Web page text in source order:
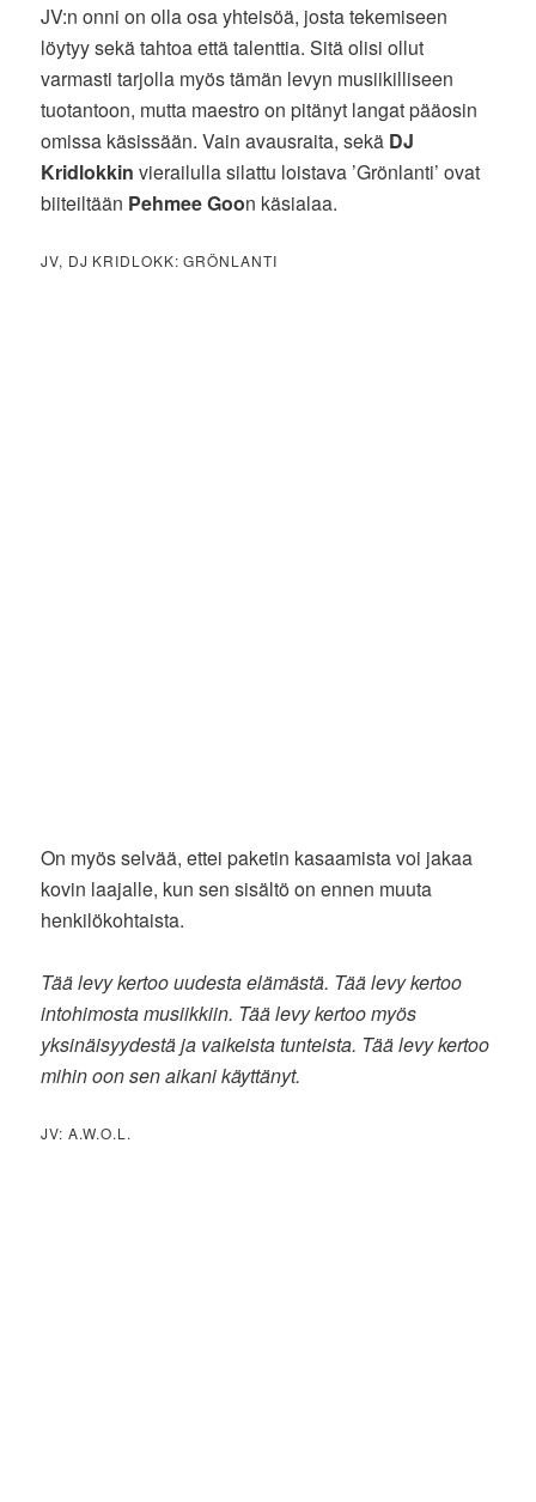
JV:n onni on olla osa yhteisöä, josta tekemiseen
löytyy sekä tahtoa että talenttia. Sitä olisi ollut
varmasti tarjolla myös tämän levyn musiikilliseen
tuotantoon, mutta maestro on pitänyt langat pääosin
omissa käsissään. Vain avausraita, sekä DJ
Kridlokkin vierailulla silattu loistava ’Grönlanti’ ovat
biiteiltään Pehmee Goon käsialaa.
JV, DJ KRIDLOKK: GRÖNLANTI
On myös selvää, ettei paketin kasaamista voi jakaa
kovin laajalle, kun sen sisältö on ennen muuta
henkilökohtaista.
Tää levy kertoo uudesta elämästä. Tää levy kertoo
intohimosta musiikkiin. Tää levy kertoo myös
yksinäisyydestä ja vaikeista tunteista. Tää levy kertoo
mihin oon sen aikani käyttänyt.
JV: A.W.O.L.